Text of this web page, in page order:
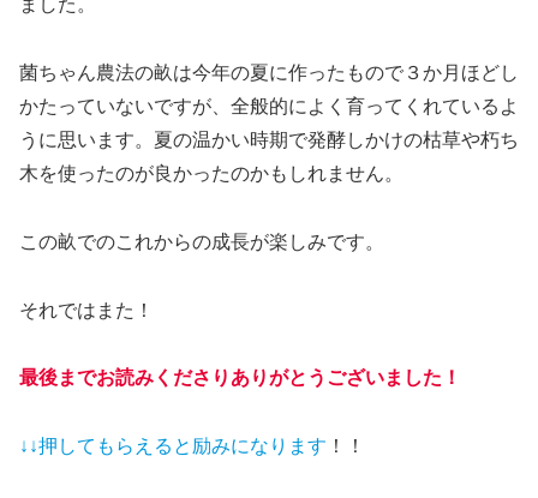
ました。
菌ちゃん農法の畝は今年の夏に作ったもので３か月ほどし
かたっていないですが、全般的によく育ってくれているよ
うに思います。夏の温かい時期で発酵しかけの枯草や朽ち
木を使ったのが良かったのかもしれません。
この畝でのこれからの成長が楽しみです。
それではまた！
最後までお読みくださりありがとうございました！
↓↓押してもらえると 励みになります ！！